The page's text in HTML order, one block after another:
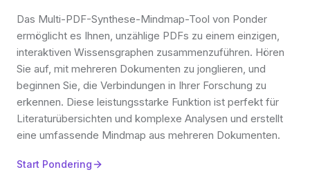
Das Multi-PDF-Synthese-Mindmap-Tool von Ponder
ermöglicht es Ihnen, unzählige PDFs zu einem einzigen,
interaktiven Wissensgraphen zusammenzuführen. Hören
Sie auf, mit mehreren Dokumenten zu jonglieren, und
beginnen Sie, die Verbindungen in Ihrer Forschung zu
erkennen. Diese leistungsstarke Funktion ist perfekt für
Literaturübersichten und komplexe Analysen und erstellt
eine umfassende Mindmap aus mehreren Dokumenten.
Start Pondering